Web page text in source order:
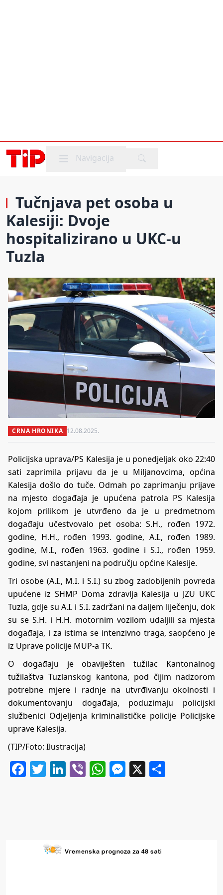
Mobile menu
Navigacija
Tučnjava pet osoba u
Kalesiji: Dvoje
hospitalizirano u UKC-u
Tuzla
CRNA HRONIKA 12.08.2025.
Policijska uprava/PS Kalesija je u ponedjeljak oko 22:40
sati zaprimila prijavu da je u Miljanovcima, općina
Kalesija došlo do tuče. Odmah po zaprimanju prijave
na mjesto događaja je upućena patrola PS Kalesija
kojom prilikom je utvrđeno da je u predmetnom
događaju učestvovalo pet osoba: S.H., rođen 1972.
godine, H.H., rođen 1993. godine, A.I., rođen 1989.
godine, M.I., rođen 1963. godine i S.I., rođen 1959.
godine, svi nastanjeni na području općine Kalesije.
Tri osobe (A.I., M.I. i S.I.) su zbog zadobijenih povreda
upućene iz SHMP Doma zdravlja Kalesija u JZU UKC
Tuzla, gdje su A.I. i S.I. zadržani na daljem liječenju, dok
su se S.H. i H.H. motornim vozilom udaljili sa mjesta
događaja, i za istima se intenzivno traga, saopćeno je
iz Uprave policije MUP-a TK.
O događaju je obaviješten tužilac Kantonalnog
tužilaštva Tuzlanskog kantona, pod čijim nadzorom
potrebne mjere i radnje na utvrđivanju okolnosti i
dokumentovanju događaja, poduzimaju policijski
službenici Odjeljenja kriminalističke policije Policijske
uprave Kalesija.
(TIP/Foto: Ilustracija)
Facebook
Twitter
LinkedIn
ViberWhatsApp
Messenger
X